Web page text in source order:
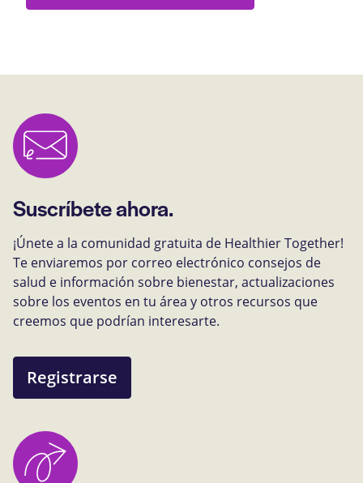
Suscríbete ahora.
¡Únete a la comunidad gratuita de Healthier Together!
Te enviaremos por correo electrónico consejos de
salud e información sobre bienestar, actualizaciones
sobre los eventos en tu área y otros recursos que
creemos que podrían interesarte.
Registrarse